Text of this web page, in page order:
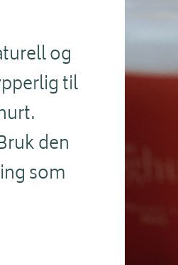
og
til
den
som